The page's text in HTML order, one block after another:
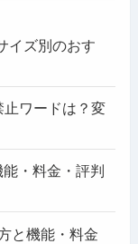
イズ別のおす
ワードは？変
・料金・評判
と機能・料金